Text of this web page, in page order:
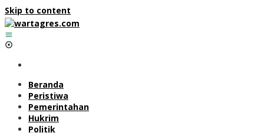
Skip to content
Beranda
Peristiwa
Pemerintahan
Hukrim
Politik